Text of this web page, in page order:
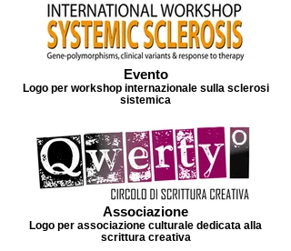
Evento
Logo per workshop internazionale sulla sclerosi
sistemica
Associazione
Logo per associazione culturale dedicata alla
scrittura creativa